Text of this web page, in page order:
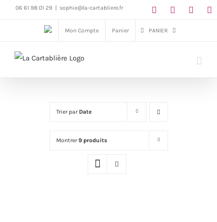
Passer06 61 98 01 29 sophie@la-cartabliere.fr
Mon Compte Panier PANIER
Trier par Date
Montrer9 produits